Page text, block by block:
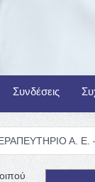
Συνδέσεις
Ε. – Θέσεις